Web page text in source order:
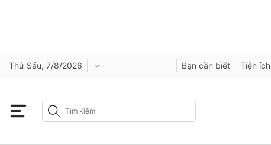
Thứ Sáu, 7/8/2026 Bạn cần biết Tiện ích